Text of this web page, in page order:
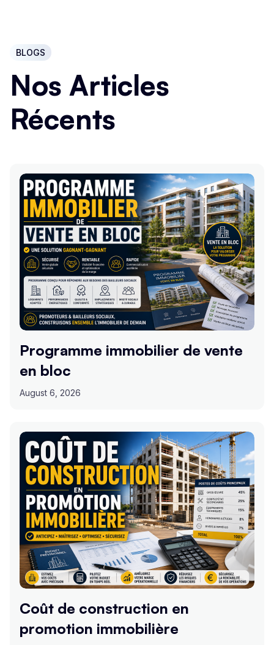
BLOGS
Nos Articles
Récents
Programme immobilier de vente
en bloc
August 6, 2026
Coût de construction en
promotion immobilière